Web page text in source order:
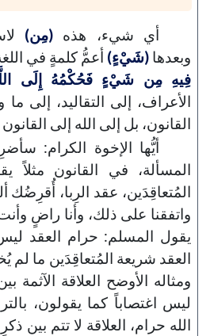
أي شيء، هذه (مِن)
وبعدها (شَيْءٍ) أعمُّ كلمةٍ في
فِيهِ مِن شَيْءٍ فَحُكْمُهُ إِلَى
الأعراف، إلى التقاليد، إلى ما
القانون، بل إلى الله إلى
أيُّها الإخوة الكرام:
المسألة، في القانون مثلاً
المُتعاقِدَين، عقد الرِبا، أُقرِضُك
واتفقنا على ذلك، وأنا راضٍ
يقول المسلم: حرام العقد
العقد شريعة المُتعاقِدَين ما لم
ومثاله الأوضح العلاقة الآثمة
ليس اغتصاباً كما يقولون،
الله حرام، العلاقة لا تتم بين